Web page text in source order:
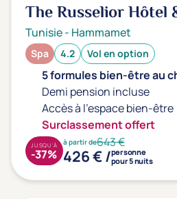
Transports & hébergement
Soins sans hébergement
Offre séjour + vol inclus
The Russelior Hôtel
Tunisie- Hammamet
Spa 4.2 Vol en option
5 formules bien-être au
Demi pension incluse
Accès à l'espace bien-être
Surclassement offert
à partir de643 €
426 € /personne
pour 5 nuits
JUSQU'À
-37%